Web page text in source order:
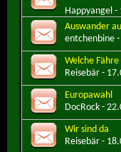
Happyangel -
Auswander
entchenbine
Welche
Reisebär -
Europawahl
DocRock -
Wir sind da
Reisebär -